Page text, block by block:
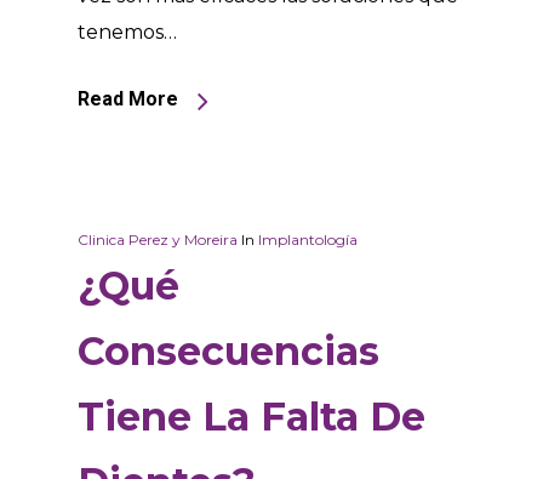
tenemos…
Read More
Clinica Perez y Moreira In Implantología
¿Qué
Consecuencias
Tiene La Falta De